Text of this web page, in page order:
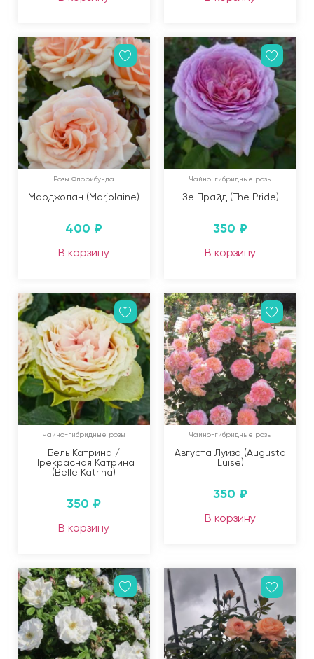
Розы Флорибунда
Марджолан (Marjolaine)
400 ₽
В корзину
Чайно-гибридные розы
Зе Прайд (The Pride)
350 ₽
В корзину
Чайно-гибридные розы
Бель Катрина /
Прекрасная Катрина
(Belle Katrina)
350 ₽
В корзину
Чайно-гибридные розы
Августа Луиза (Augusta
Luise)
350 ₽
В корзину